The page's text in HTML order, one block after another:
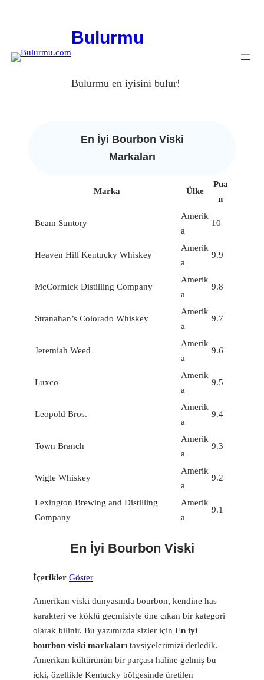
Bulurmu
Bulurmu en iyisini bulur!
En İyi Bourbon Viski
Markaları
Marka Ülke
Pua
n
Beam Suntory
Amerik
a
10
Heaven Hill Kentucky Whiskey
Amerik
a
9.9
McCormick Distilling Company
Amerik
a
9.8
Stranahan’s Colorado Whiskey
Amerik
a
9.7
Jeremiah Weed
Amerik
a
9.6
Luxco
Amerik
a
9.5
Leopold Bros.
Amerik
a
9.4
Town Branch
Amerik
a
9.3
Wigle Whiskey
Amerik
a
9.2
Lexington Brewing and Distilling
Company
Amerik
a
9.1
En İyi Bourbon Viski
İçerikler Göster
Amerikan viski dünyasında bourbon, kendine has
karakteri ve köklü geçmişiyle öne çıkan bir kategori
olarak bilinir. Bu yazımızda sizler için En iyi
bourbon viski markaları tavsiyelerimizi derledik.
Amerikan kültürünün bir parçası haline gelmiş bu
içki, özellikle Kentucky bölgesinde üretilen